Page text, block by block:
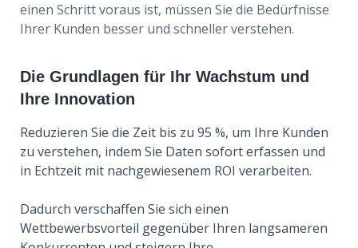
einen Schritt voraus ist, müssen Sie die Bedürfnisse
Ihrer Kunden besser und schneller verstehen.
Die Grundlagen für Ihr Wachstum und
Ihre Innovation
Reduzieren Sie die Zeit bis zu 95 %, um Ihre Kunden
zu verstehen, indem Sie Daten sofort erfassen und
in Echtzeit mit nachgewiesenem ROI verarbeiten.
Dadurch verschaffen Sie sich einen
Wettbewerbsvorteil gegenüber Ihren langsameren